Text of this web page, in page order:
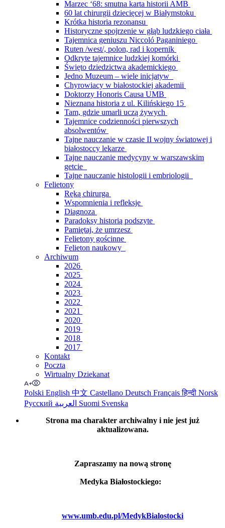
Marzec ‘68: smutna karta historii AMB
60 lat chirurgii dziecięcej w Białymstoku
Krótka historia rezonansu
Historyczne spojrzenie w głąb ludzkiego ciała
Tajemnica geniuszu Niccoló Paganiniego
Ruten /west/, polon, rad i kopernik
Odkryte tajemnice ludzkiej komórki
Święto dziedzictwa akademickiego
Jedno Muzeum – wiele inicjatyw
Chyrowiacy w białostockiej akademii
Doktorzy Honoris Causa UMB
Nieznana historia z ul. Kilińskiego 15
Tam, gdzie umarli uczą żywych
Tajemnice codzienności pierwszych
absolwentów
Tajne nauczanie w czasie II wojny światowej i
białostoccy lekarze
Tajne nauczanie medycyny w warszawskim
getcie
Tajne nauczanie histologii i embriologii
Felietony
Ręką chirurga
Wspomnienia i refleksje
Diagnoza
Paradoksy historią podszyte
Pamiętaj, że umrzesz
Felietony gościnne
Felieton naukowy
Archiwum
2026
2025
2024
2023
2022
2021
2020
2019
2018
2017
Kontakt
Poczta
Wirtualny Dziekanat
Polski English 中文 Castellano Deutsch Françaisहिन्दी Norsk
Русский
Suomi Svenska
Strona ma charakter archiwalny i nie jest już
aktualizowana.
Zapraszamy na nową stronę
Medyka Białostockiego:
www.umb.edu.pl/MedykBialostocki